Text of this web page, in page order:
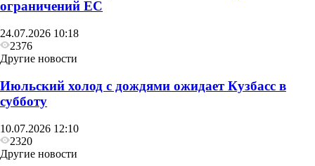
Другие новости
В воскресенье в Кузбассе сначала похолодает до
+6, а затем потеплеет до +27
ограничений ЕС
24.07.2026 10:18
2376
Другие новости
Июльский холод с дождями ожидает Кузбасс в
субботу
10.07.2026 12:10
2320
Другие новости